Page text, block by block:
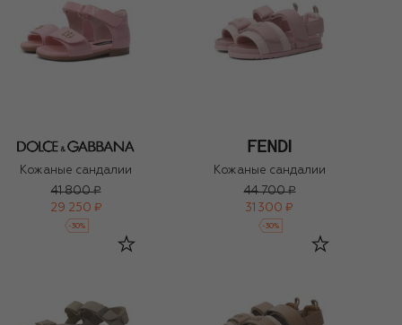
Кожаные сандалии
41 800 ₽
29 250 ₽
-30%
Кожаные сандалии
44 700 ₽
31 300 ₽
-30%